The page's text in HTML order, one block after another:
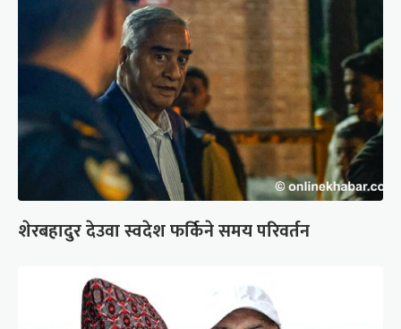
शेरबहादुर देउवा स्वदेश फर्किने समय परिवर्तन